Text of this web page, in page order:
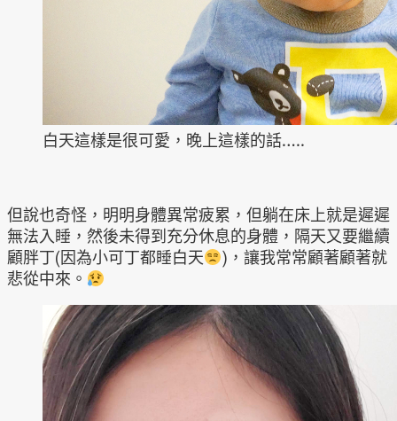
白天這樣是很可愛，晚上這樣的話…..
但說也奇怪，明明身體異常疲累，但躺在床上就是遲遲
無法入睡，然後未得到充分休息的身體，隔天又要繼續
顧胖丁(因為小可丁都睡白天
)，讓我常常顧著顧著就
悲從中來。